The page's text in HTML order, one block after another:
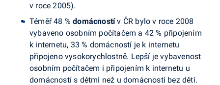
v roce 2005).
Téměř 48 %domácnostív ČR bylo v roce 2008
vybaveno osobním počítačem a 42 % připojením
k internetu, 33 % domácností je k internetu
připojeno vysokorychlostně. Lepší je vybavenost
osobním počítačem i připojením k internetu u
domácností s dětmi než u domácností bez dětí.